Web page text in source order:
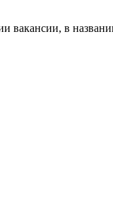
вакансии, в